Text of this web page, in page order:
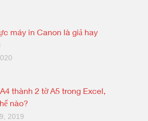
máy in Canon là giả hay
thành 2 tờ A5 trong Excel,
nào?
2019